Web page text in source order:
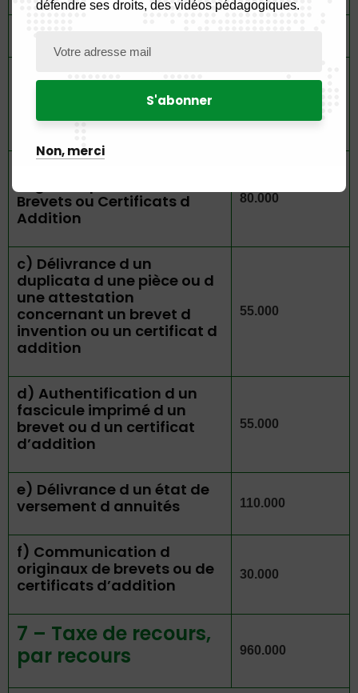
Au dessus de 10 pages ou planches
supplémentaire)
Brevets ou Certificats d
Addition
80.000
c) Délivrance d un
duplicata d une pièce ou d
une attestation
concernant un brevet d
invention ou un certificat d
addition
55.000
d) Authentification d un
fascicule imprimé d un
brevet ou d un certificat
d’addition
55.000
e) Délivrance d un état de
versement d annuités
110.000
f) Communication d
originaux de brevets ou de
certificats d’addition
30.000
7 – Taxe de recours,
par recours
960.000
défendre ses droits, des vidéos pédagogiques.
Non, merci